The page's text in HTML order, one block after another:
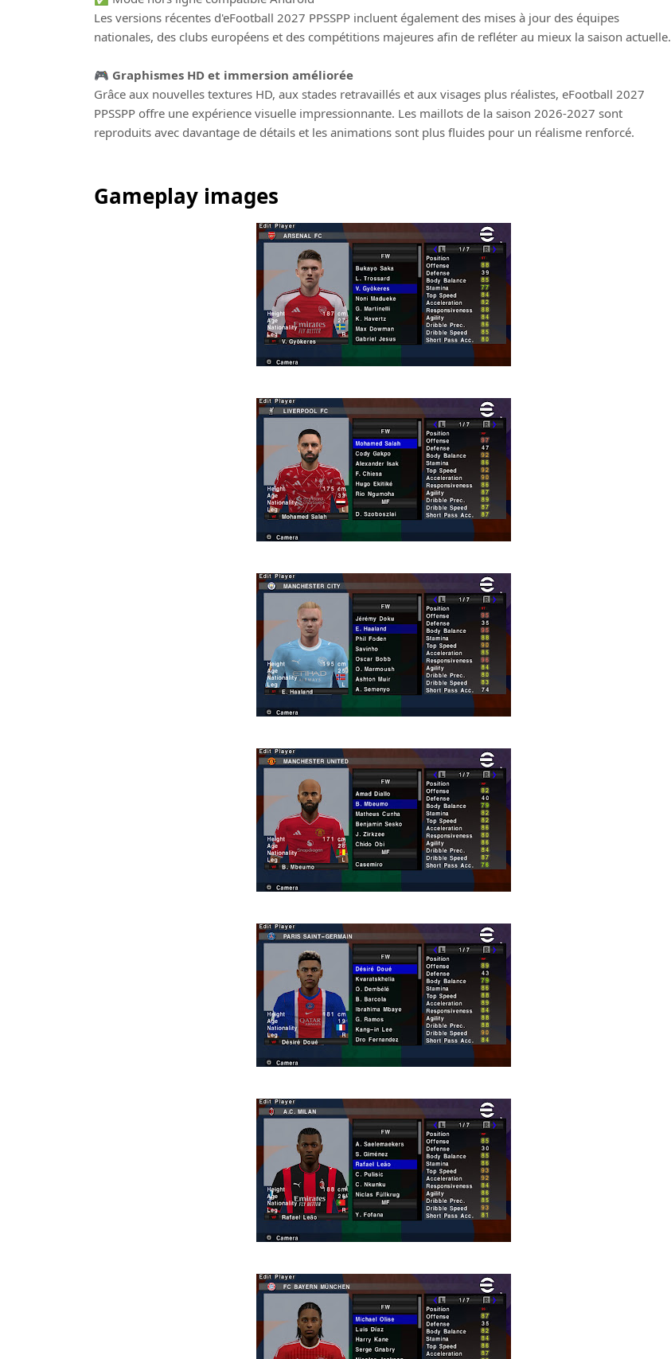
Les versions récentes d'eFootball 2027 PPSSPP incluent également des mises à jour des équipes
nationales, des clubs européens et des compétitions majeures afin de refléter au mieux la saison actuelle.
🎮 Graphismes HD et immersion améliorée
Grâce aux nouvelles textures HD, aux stades retravaillés et aux visages plus réalistes, eFootball 2027
PPSSPP offre une expérience visuelle impressionnante. Les maillots de la saison 2026-2027 sont
reproduits avec davantage de détails et les animations sont plus fluides pour un réalisme renforcé.
Gameplay images